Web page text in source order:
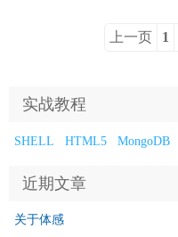
上一页 1
实战教程
SHELL HTML5 MongoDB
近期文章
关于体感